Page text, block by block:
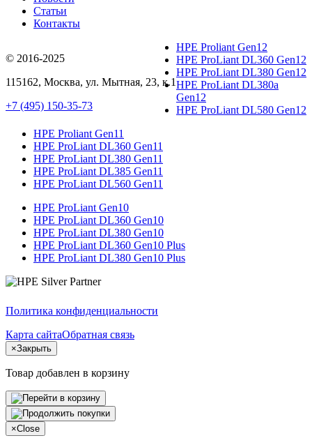
Статьи
Контакты
© 2016-2025
115162, Москва, ул. Мытная, 23, к.1
+7 (495) 150-35-73
HPE Proliant Gen12
HPE ProLiant DL360 Gen12
HPE ProLiant DL380 Gen12
HPE ProLiant DL380a
Gen12
HPE ProLiant DL580 Gen12
HPE Proliant Gen11
HPE ProLiant DL360 Gen11
HPE ProLiant DL380 Gen11
HPE ProLiant DL385 Gen11
HPE ProLiant DL560 Gen11
HPE ProLiant Gen10
HPE ProLiant DL360 Gen10
HPE ProLiant DL380 Gen10
HPE ProLiant DL360 Gen10 Plus
HPE ProLiant DL380 Gen10 Plus
Политика конфиденциальности
Карта сайтаОбратная связь
×Закрыть
Товар добавлен в корзину
×Close